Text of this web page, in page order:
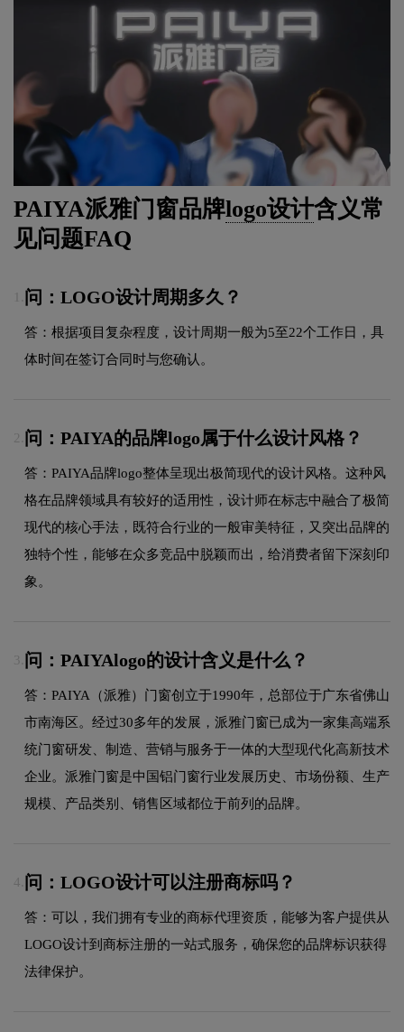
PAIYA派雅门窗品牌logo设计含义常
见问题FAQ
问：LOGO设计周期多久？
答：根据项目复杂程度，设计周期一般为5至22个工作日，具
体时间在签订合同时与您确认。
2. 问：PAIYA的品牌logo属于什么设计风格？
答：PAIYA品牌logo整体呈现出极简现代的设计风格。这种风
格在品牌领域具有较好的适用性，设计师在标志中融合了极简
现代的核心手法，既符合行业的一般审美特征，又突出品牌的
独特个性，能够在众多竞品中脱颖而出，给消费者留下深刻印
象。
3. 问：PAIYAlogo的设计含义是什么？
答：PAIYA（派雅）门窗创立于1990年，总部位于广东省佛山
市南海区。经过30多年的发展，派雅门窗已成为一家集高端系
统门窗研发、制造、营销与服务于一体的大型现代化高新技术
企业。派雅门窗是中国铝门窗行业发展历史、市场份额、生产
规模、产品类别、销售区域都位于前列的品牌。
4. 问：LOGO设计可以注册商标吗？
答：可以，我们拥有专业的商标代理资质，能够为客户提供从
LOGO设计到商标注册的一站式服务，确保您的品牌标识获得
法律保护。